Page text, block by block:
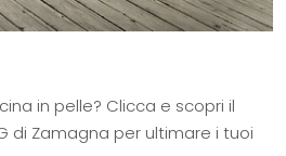
in pelle? Clicca e scopri il
di Zamagna per ultimare i tuoi